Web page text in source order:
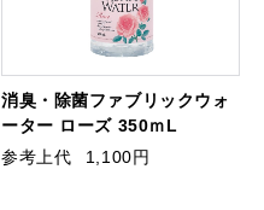
消臭・除菌ファブリックウォ
ーター ローズ 350ｍL
参考上代
1,100円